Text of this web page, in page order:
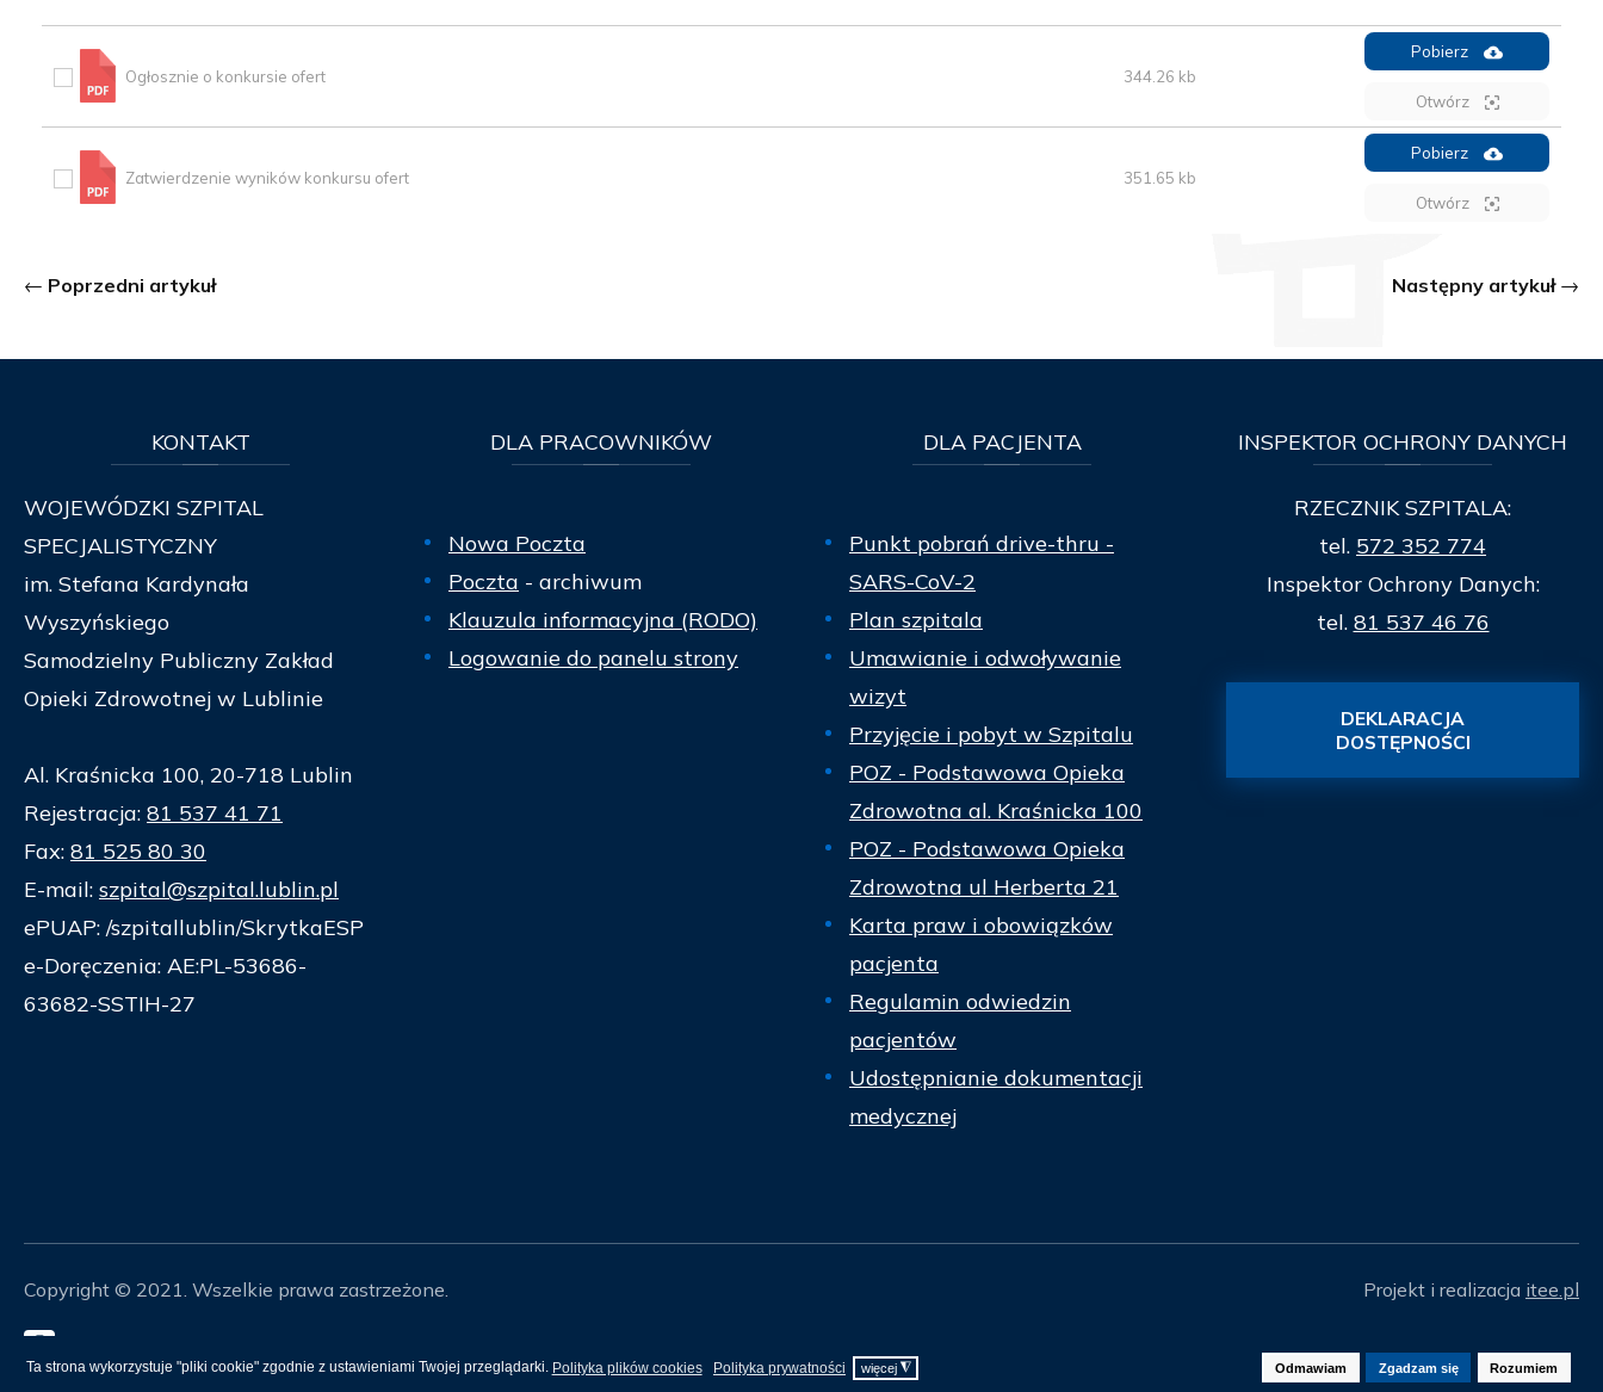
Ta strona wykorzystuje "pliki cookie" zgodnie z ustawieniami Twojej przeglądarki. Polityka plików cookies Polityka prywatności więcej ◮ Odmawiam Zgadzam się Rozumiem
Ogłosznie o konkursie ofert 344.26 kb
Pobierz
Otwórz
Zatwierdzenie wyników konkursu ofert 351.65 kb
Pobierz
Otwórz
Poprzedni artykuł Następny artykuł
KONTAKT
WOJEWÓDZKI SZPITAL
SPECJALISTYCZNY
im. Stefana Kardynała
Wyszyńskiego
Samodzielny Publiczny Zakład
Opieki Zdrowotnej w Lublinie
Al. Kraśnicka 100, 20-718 Lublin
Rejestracja: 81 537 41 71
Fax: 81 525 80 30
E-mail: szpital@szpital.lublin.pl
ePUAP: /szpitallublin/SkrytkaESP
e-Doręczenia: AE:PL-53686-
63682-SSTIH-27
DLA PRACOWNIKÓW
Nowa Poczta
Poczta - archiwum
Klauzula informacyjna (RODO)
Logowanie do panelu strony
DLAPACJENTA
Punkt pobrań drive-thru -
SARS-CoV-2
Plan szpitala
Umawianie i odwoływanie
wizyt
Przyjęcie i pobyt w Szpitalu
POZ - Podstawowa Opieka
Zdrowotna al. Kraśnicka 100
POZ - Podstawowa Opieka
Zdrowotna ul Herberta 21
Karta praw i obowiązków
pacjenta
Regulamin odwiedzin
pacjentów
Udostępnianie dokumentacji
medycznej
INSPEKTOR OCHRONY DANYCH
RZECZNIK SZPITALA:
tel. 572 352 774
Inspektor Ochrony Danych:
tel. 81 537 46 76
DEKLARACJA
DOSTĘPNOŚCI
Copyright © 2021. Wszelkie prawa zastrzeżone. Projekt i realizacja itee.pl